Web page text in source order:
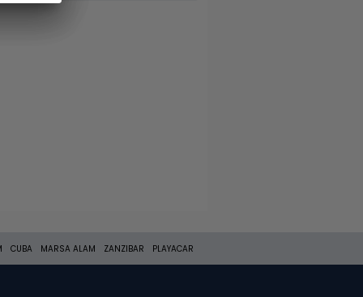
CUBA MARSA ALAM ZANZIBAR PLAYACAR